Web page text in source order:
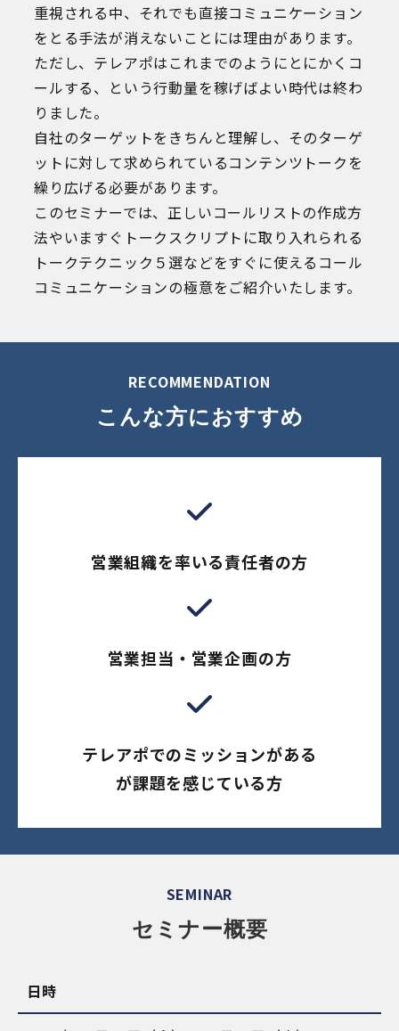
重視される中、それでも直接コミュニケーション
をとる手法が消えないことには理由があります。
ただし、テレアポはこれまでのようにとにかくコ
ールする、という行動量を稼げばよい時代は終わ
りました。
自社のターゲットをきちんと理解し、そのターゲ
ットに対して求められているコンテンツトークを
繰り広げる必要があります。
このセミナーでは、正しいコールリストの作成方
法やいますぐトークスクリプトに取り入れられる
トークテクニック５選などをすぐに使えるコール
コミュニケーションの極意をご紹介いたします。
RECOMMENDATION
こんな方におすすめ
営業組織を率いる責任者の方
営業担当・営業企画の方
テレアポでのミッションがある
が課題を感じている方
SEMINAR
セミナー概要
日時